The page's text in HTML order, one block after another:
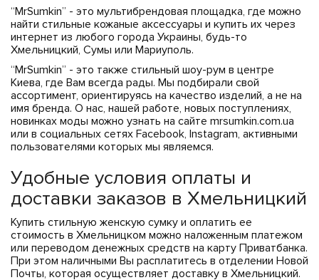
“MrSumkin” - это мультибрендовая площадка, где можно
найти стильные кожаные аксессуары и купить их через
интернет из любого города Украины, будь-то
Хмельницкий, Сумы или Мариуполь.
“MrSumkin” - это также стильный шоу-рум в центре
Киева, где Вам всегда рады. Мы подбирали свой
ассортимент, ориентируясь на качество изделий, а не на
имя бренда. О нас, нашей работе, новых поступлениях,
новинках моды можно узнать на сайте mrsumkin.com.ua
или в социальных сетях Facebook, Instagram, активными
пользователями которых мы являемся.
Удобные условия оплаты и
доставки заказов в Хмельницкий
Купить стильную женскую сумку и оплатить ее
стоимость в Хмельницком можно наложенным платежом
или переводом денежных средств на карту Приватбанка.
При этом наличными Вы расплатитесь в отделении Новой
Почты, которая осуществляет доставку в Хмельницкий.